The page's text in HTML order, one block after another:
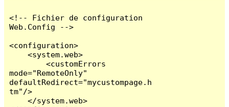
<!-- Fichier de configuration
Web.Config -->
<configuration>
    <system.web>
        <customErrors
mode="RemoteOnly"
defaultRedirect="mycustompage.h
tm"/>
    </system.web>